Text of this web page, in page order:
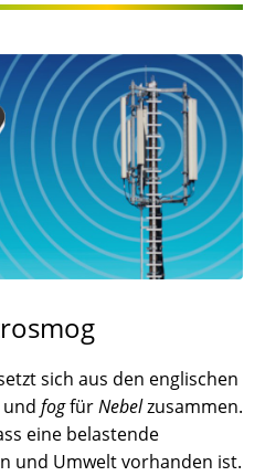
sich aus den englischen
und fogfürNebelzusammen.
eine belastende
und Umwelt vorhanden ist.